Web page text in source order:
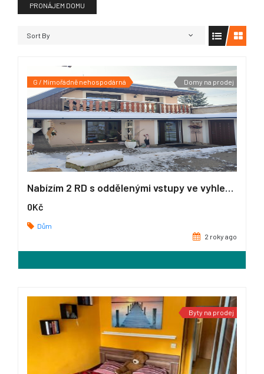
PRONÁJEM DOMU
Sort By
G / Mimořádně nehospodárná Domy na prodej
Nabízím 2 RD s oddělenými vstupy ve vyhledávané lokalitě Hostivice
0Kč
Dům
2 roky ago
Byty na prodej